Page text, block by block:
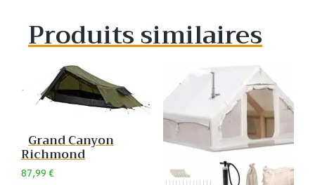
Produits similaires
Grand Canyon
Richmond
87,99€